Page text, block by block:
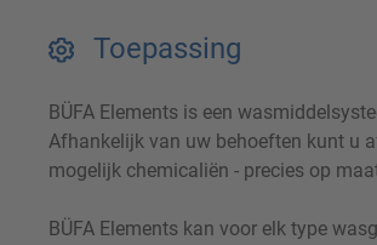
Toepassing
BÜFA Elements is een
Afhankelijk van uw behoeften kunt u
mogelijk chemicaliën - precies op
BÜFA Elements kan voor elk type